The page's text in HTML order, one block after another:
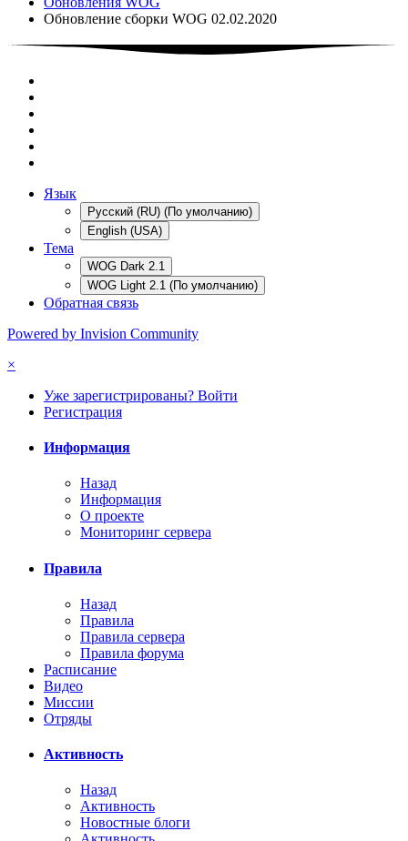
Обновление сборки WOG 02.02.2020
Язык
Русский (RU) (По умолчанию)
English (USA)
Тема
WOG Dark 2.1
WOG Light 2.1 (По умолчанию)
Обратная связь
Powered by Invision Community
×
Уже зарегистрированы? Войти
Регистрация
Информация
Назад
Информация
О проекте
Мониторинг сервера
Правила
Назад
Правила
Правила сервера
Правила форума
Расписание
Видео
Миссии
Отряды
Активность
Назад
Активность
Новостные блоги